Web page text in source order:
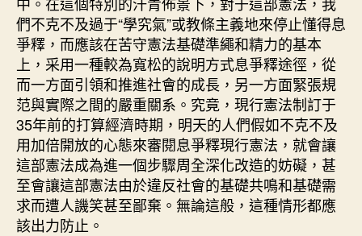
們不克不及過于“學究氣”或教條主義地來停止懂得息
爭釋，而應該在苦守憲法基礎準繩和精力的基本
上，采用一種較為寬松的說明方式息爭釋途徑，從
而一方面引領和推進社會的成長，另一方面緊張規
范與實際之間的嚴重關系。究竟，現行憲法制訂于
35年前的打算經濟時期，明天的人們假如不克不及
用加倍開放的心態來審閱息爭釋現行憲法，就會讓
這部憲法成為進一個步驟周全深化改造的妨礙，甚
至會讓這部憲法由於違反社會的基礎共鳴和基礎需
求而遭人譏笑甚至鄙棄。無論這般，這種情形都應
該出力防止。